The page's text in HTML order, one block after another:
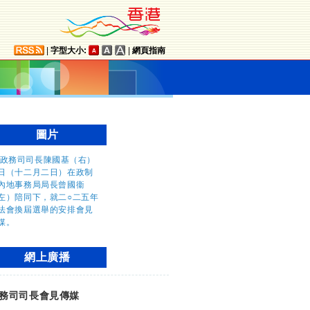
字型大小: 網頁指南
圖片
網上廣播
司司長會見傳媒